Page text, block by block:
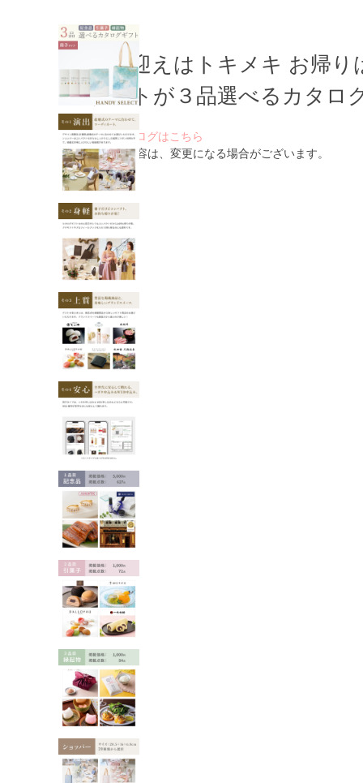
お出迎えはトキメキ お帰り
ゲストが３品選べるカタロ
WEBカタログはこちら
※ 掲載内容は、変更になる場合がございます。